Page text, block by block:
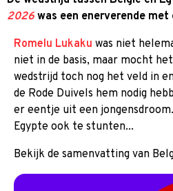
2026 was een enerverende
Romelu Lukaku was niet
niet in de basis, maar mocht
wedstrijd toch nog het veld in
de Rode Duivels hem nodig
er eentje uit een
Egypte ook te stunten...
Bekijk de samenvatting van